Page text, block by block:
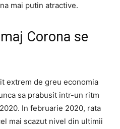
mai putin atractive.
Corona se
extrem de greu economia
sa prabusit intr-un ritm
In februarie 2020, rata
mai scazut nivel din ultimii